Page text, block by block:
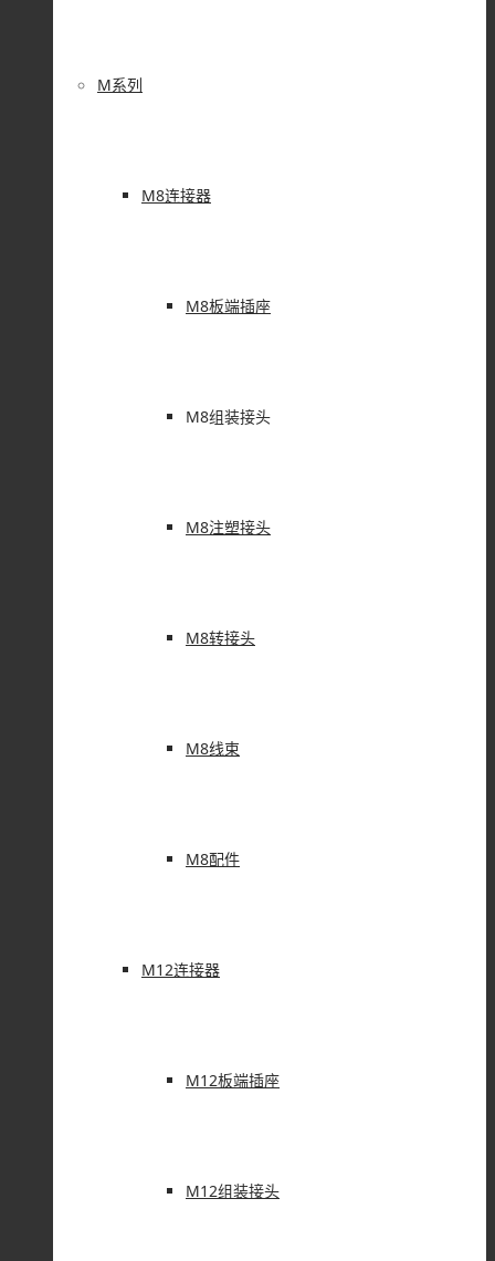
M系列
M8连接器
M8板端插座
M8组装接头
M8注塑接头
M8转接头
M8线束
M8配件
M12连接器
M12板端插座
M12组装接头